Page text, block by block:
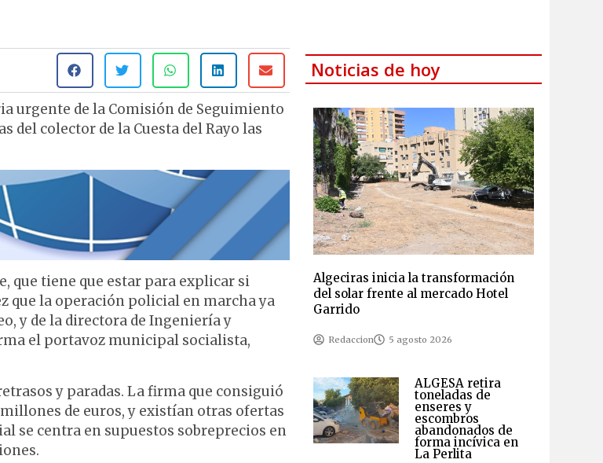
urgente de la Comisión de Seguimiento
del colector de la Cuesta del Rayo las
que tiene que estar para explicar si
que la operación policial en marcha ya
y de la directora de Ingeniería y
el portavoz municipal socialista,
y paradas. La firma que consiguió
de euros, y existían otras ofertas
se centra en supuestos sobreprecios en
Noticias de hoy
Algeciras inicia la transformación
del solar frente al mercado Hotel
Garrido
Redaccion 5 agosto 2026
ALGESA retira
toneladas de
enseres y
escombros
abandonados de
forma incívica en
La Perlita